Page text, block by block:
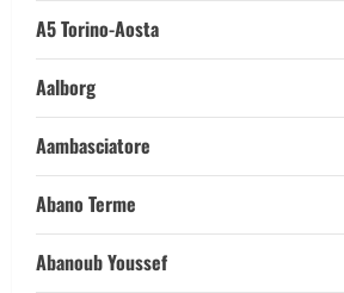
A5 Torino-Aosta
Aalborg
Aambasciatore
Abano Terme
Abanoub Youssef